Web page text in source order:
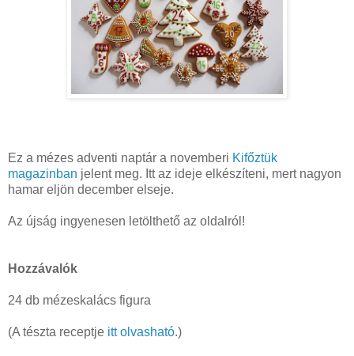
Ez a mézes adventi naptár a novemberi Kifőztük
magazinban jelent meg. Itt az ideje elkészíteni, mert nagyon
hamar eljön december elseje.
Az újság ingyenesen letölthető az oldalról!
Hozzávalók
24 db mézeskalács figura
(A tészta receptje itt olvasható.)